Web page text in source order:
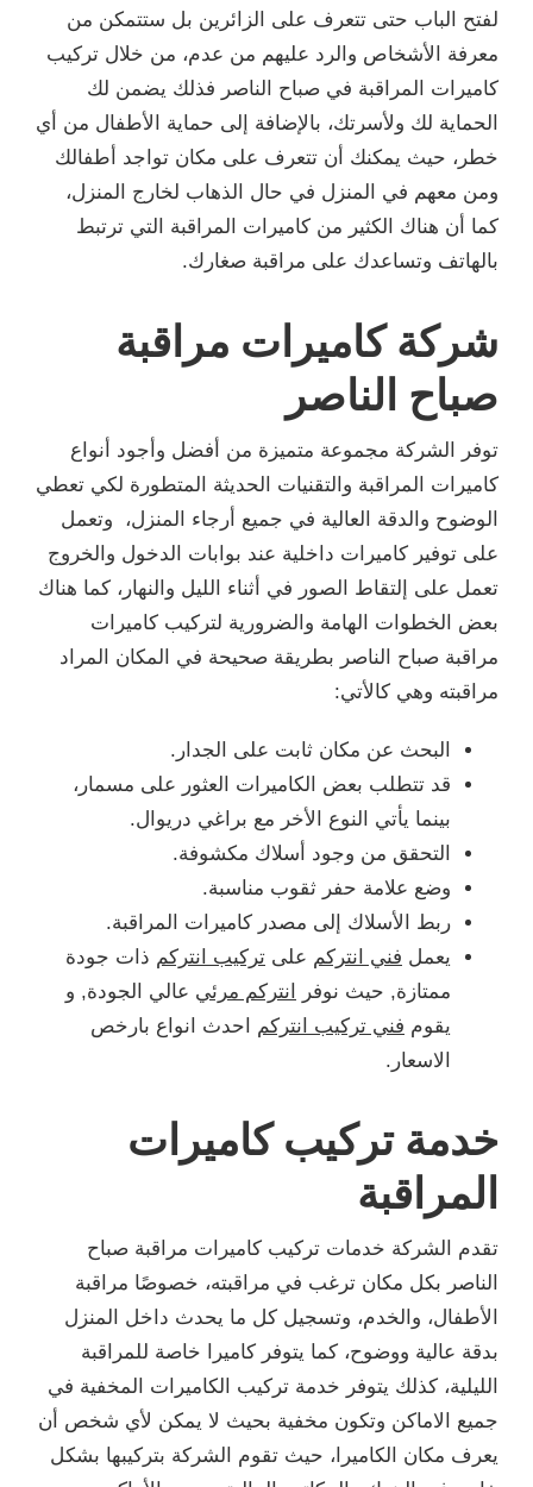
لفتح الباب حتى تتعرف على الزائرين بل ستتمكن من
معرفة الأشخاص والرد عليهم من عدم، من خلال تركيب
كاميرات المراقبة في صباح الناصر فذلك يضمن لك
الحماية لك ولأسرتك، بالإضافة إلى حماية الأطفال من أي
خطر، حيث يمكنك أن تتعرف على مكان تواجد أطفالك
ومن معهم في المنزل في حال الذهاب لخارج المنزل،
كما أن هناك الكثير من كاميرات المراقبة التي ترتبط
بالهاتف وتساعدك على مراقبة صغارك.
شركة كاميرات مراقبة
صباح الناصر
توفر الشركة مجموعة متميزة من أفضل وأجود أنواع
كاميرات المراقبة والتقنيات الحديثة المتطورة لكي تعطي
الوضوح والدقة العالية في جميع أرجاء المنزل، وتعمل
على توفير كاميرات داخلية عند بوابات الدخول والخروج
تعمل على إلتقاط الصور في أثناء الليل والنهار، كما هناك
بعض الخطوات الهامة والضرورية لتركيب كاميرات
مراقبة صباح الناصر بطريقة صحيحة في المكان المراد
مراقبته وهي كالأتي:
البحث عن مكان ثابت على الجدار.
قد تتطلب بعض الكاميرات العثور على مسمار،
بينما يأتي النوع الأخر مع براغي دريوال.
التحقق من وجود أسلاك مكشوفة.
وضع علامة حفر ثقوب مناسبة.
ربط الأسلاك إلى مصدر كاميرات المراقبة.
يعمل فني انتركم على تركيب انتركم ذات جودة
ممتازة, حيث نوفر
انتركم مرئي عالي الجودة, و
يقوم فني تركيب انتركم
احدث انواع بارخص
الاسعار.
خدمة تركيب كاميرات
المراقبة
تقدم الشركة خدمات تركيب كاميرات مراقبة صباح
الناصر بكل مكان ترغب في مراقبته، خصوصًا مراقبة
الأطفال، والخدم، وتسجيل كل ما يحدث داخل المنزل
بدقة عالية ووضوح، كما يتوفر كاميرا خاصة للمراقبة
الليلية، كذلك يتوفر خدمة تركيب الكاميرات المخفية في
جميع الاماكن وتكون مخفية بحيث لا يمكن لأي شخص أن
يعرف مكان الكاميرا، حيث تقوم الشركة بتركيبها بشكل